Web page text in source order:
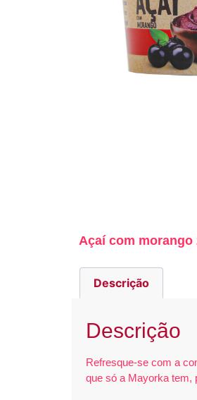
Açaí com morango
Descrição
Descrição
Refresque-se com a
que só a Mayorka tem,